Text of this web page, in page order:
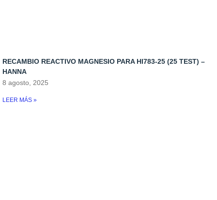
Skymers y reactores
RECAMBIO REACTIVO MAGNESIO PARA HI783-25 (25 TEST) –
HANNA
8 agosto, 2025
LEER MÁS »